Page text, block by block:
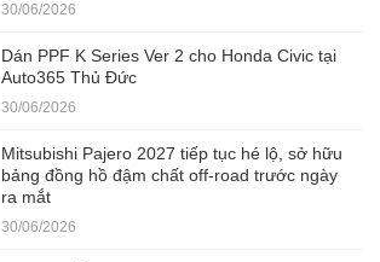
30/06/2026
Dán PPF K Series Ver 2 cho Honda Civic tại
Auto365 Thủ Đức
30/06/2026
Mitsubishi Pajero 2027 tiếp tục hé lộ, sở hữu
bảng đồng hồ đậm chất off-road trước ngày
ra mắt
30/06/2026